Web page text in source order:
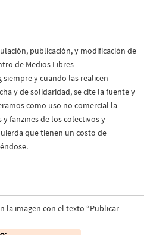
publicación, y modificación de
de Medios Libres
y cuando las realicen
y de solidaridad, se cite la fuente y
como uso no comercial la
fanzines de los colectivos y
que tienen un costo de
la imagen con el texto “Publicar